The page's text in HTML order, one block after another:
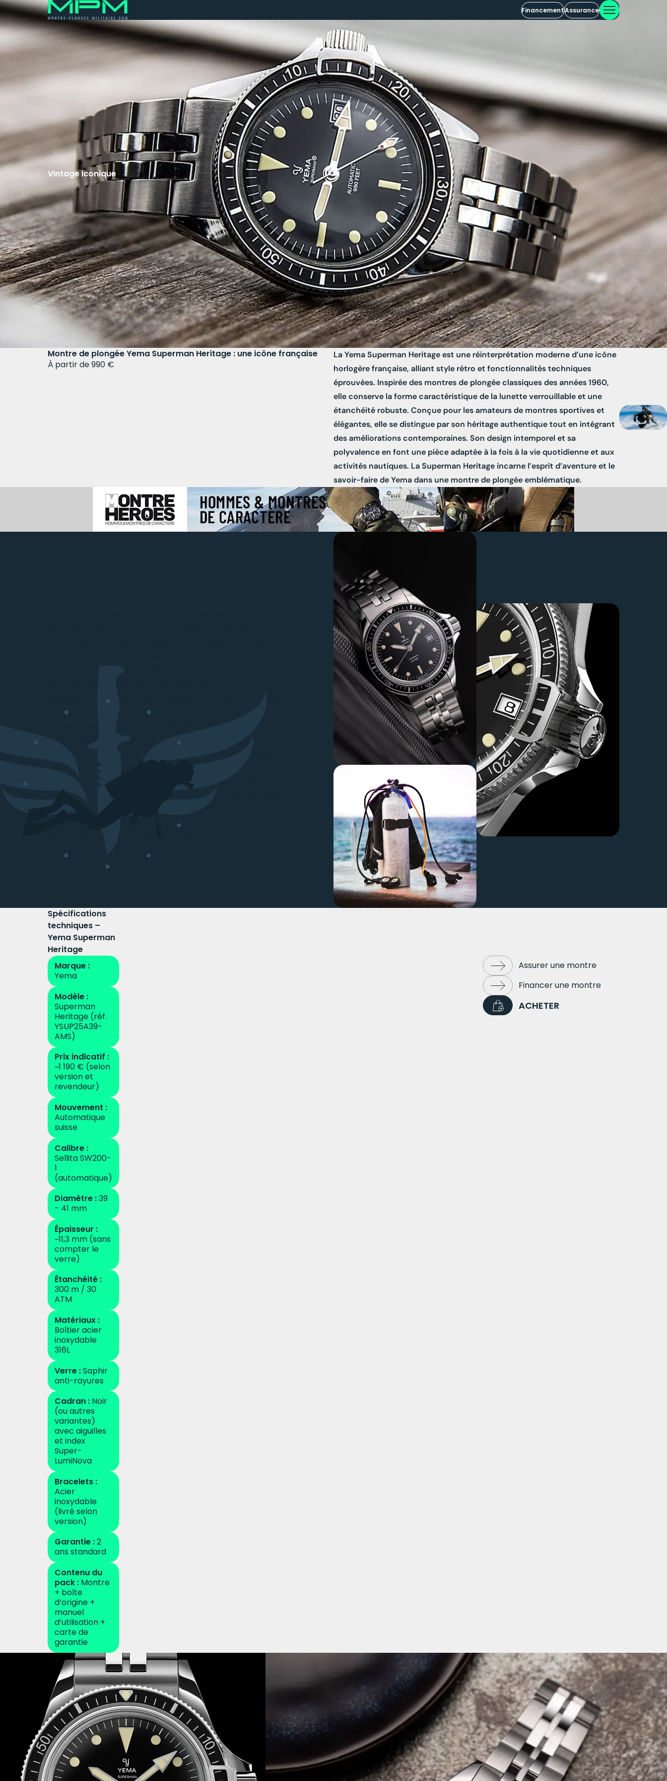
FinancementAssurance
Vintage iconique
Montre de plongée Yema Superman Heritage : une icône française
À partir de 990 €
La Yema Superman Heritage est une réinterprétation moderne d’une icône
horlogère française, alliant style rétro et fonctionnalités techniques
éprouvées. Inspirée des montres de plongée classiques des années 1960,
elle conserve la forme caractéristique de la lunette verrouillable et une
étanchéité robuste. Conçue pour les amateurs de montres sportives et
élégantes, elle se distingue par son héritage authentique tout en intégrant
des améliorations contemporaines. Son design intemporel et sa
polyvalence en font une pièce adaptée à la fois à la vie quotidienne et aux
activités nautiques. La Superman Heritage incarne l’esprit d’aventure et le
savoir-faire de Yema dans une montre de plongée emblématique.
devenue iconique dès les années 1960.
techniques de ce modèle historique, tout en les adaptant aux
lunette à système de verrouillage, sa forte lisibilité et son ADN de
véritable montre-outil. Pensée comme un hommage fidèle, cette
version Heritage s’adresse aux amateurs de montres de plongée
au style vintage, attachés à l’authenticité et à l’histoire. Elle
incarne la volonté de Yema de faire vivre son patrimoine tout en
Spécifications
techniques –
Yema Superman
Heritage
Marque :
Yema
Modèle :
Superman
Heritage (réf.
YSUP25A39-
AMS)
Prix indicatif :
~1 190 € (selon
version et
revendeur)
Mouvement :
Automatique
suisse
Calibre :
Sellita SW200-
1
(automatique)
Diamètre :39
- 41 mm
Épaisseur :
~11,3 mm (sans
compter le
verre)
Étanchéité :
300 m / 30
ATM
Matériaux :
Boîtier acier
inoxydable
316L
Verre :Saphir
anti-rayures
Cadran : Noir
(ou autres
variantes)
avec aiguilles
et index
Super-
LumiNova
Bracelets :
Acier
inoxydable
(livré selon
version)
Garantie :2
ans standard
Contenu du
pack : Montre
+ boîte
d’origine +
manuel
d’utilisation +
carte de
garantie
Assurer une montre
Financer une montre
ACHETER